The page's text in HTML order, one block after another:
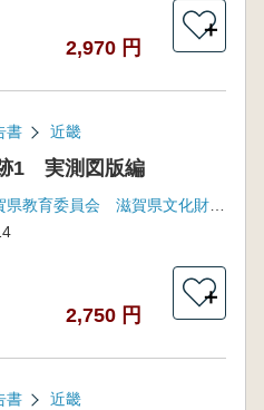
2,970 円
＋
書 近畿
1 実測図版編
滋賀県教育委員会 滋賀県文化財保護協会
2,750 円
＋
書 近畿